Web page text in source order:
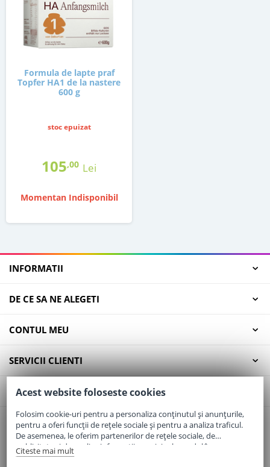
Formula de lapte praf
Topfer HA1 de la nastere
600 g
stoc epuizat
105,00 Lei
Momentan Indisponibil
INFORMATII
DE CE SA NE ALEGETI
CONTUL MEU
SERVICII CLIENTI
CONTACT
Email:office@elaptepraf.ro
Telefon:0745-964-449
Adresa:Sos. Borsului, Nr. 20, Oradea, Jud. Bihor
Acest website foloseste cookies
Folosim cookie-uri pentru a personaliza conținutul și anunțurile,
pentru a oferi funcții de rețele sociale și pentru a analiza traficul.
De asemenea, le oferim partenerilor de rețele sociale, de
publicitate și de analize informații cu privire la modul în care
folosiți site-ul nostru. Aceștia le pot combina cu alte informații
Citeste mai mult